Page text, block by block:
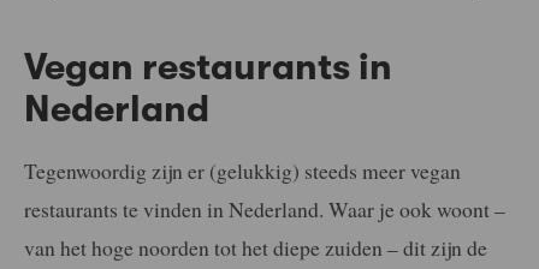
Vegan restaurants in
Nederland
Tegenwoordig zijn er (gelukkig) steeds meer vegan
restaurants te vinden in Nederland. Waar je ook woont –
van het hoge noorden tot het diepe zuiden – dit zijn de